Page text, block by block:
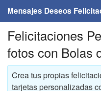
Mensajes Deseos
Home
Mensajes
Felicitaciones
Felicitaciones
fotos con Bolas
Crea tus propias
tarjetas personalizadas